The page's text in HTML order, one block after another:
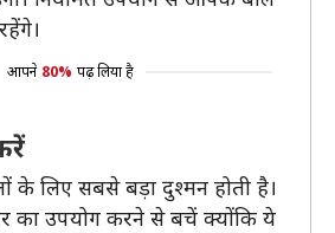
आपने 80% पढ़ लिया है
के लिए सबसे बड़ा दुश्मन होती है।
का उपयोग करने से बचें क्योंकि ये